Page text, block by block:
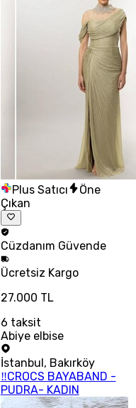
Plus Satıcı
Öne
Çıkan
Cüzdanım Güvende
Ücretsiz Kargo
27.000 TL
6 taksit
Abiye elbise
İstanbul, Bakırköy
‼CROCS BAYABAND -
PUDRA- KADIN